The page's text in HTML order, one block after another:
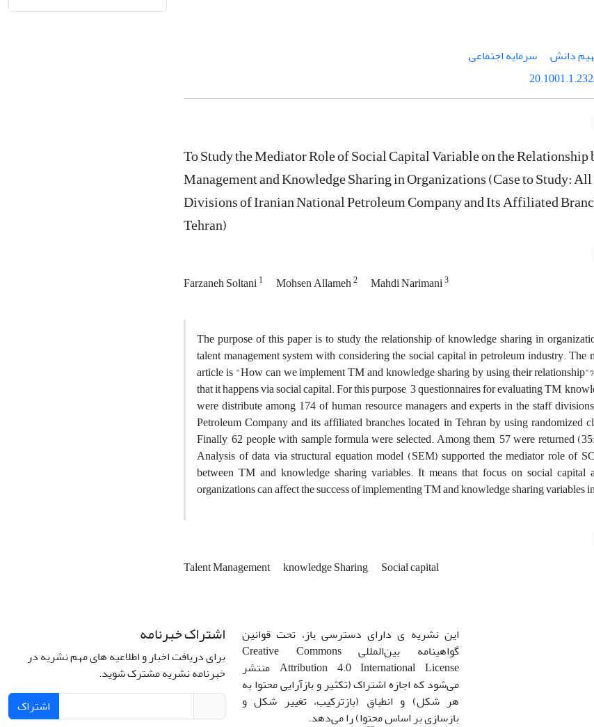
دانش
سرمایه اجتماعی
To Study the Mediator Role of Social Capital Variable on the Relationship
Management and Knowledge Sharing in Organizations (Case to Study:
Divisions of Iranian National Petroleum Company and Its Affiliated
Tehran)
Farzaneh Soltani1 Mohsen Allameh2 Mahdi Narimani3
The purpose of this paper is to study the relationship of knowledge sharing in
talent management system with considering the social capital in petroleum industry. The
article is "How can we implement TM and knowledge sharing by using their
that it happens via social capital. For this purpose, 3 questionnaires for evaluating TM,
were distribute among 174 of human resource managers and experts in the staff
Petroleum Company and its affiliated branches located in Tehran by using randomized
Finally, 62 people with sample formula were selected. Among them, 57 were returned
Analysis of data via structural equation model (SEM) supported the mediator role of
between TM and knowledge sharing variables. It means that focus on social
organizations can affect the success of implementing TM and knowledge sharing variables
Talent Management knowledge Sharing Social capital
این نشریه ی دارای دسترسی باز، تحت قوانین
گواهینامه بین‌المللی Creative Commons
Attribution 4.0 International License منتشر
می‌شود که اجازه اشتراک (تکثیر و بازآرایی محتوا به
هر شکل) و انطباق (بازترکیب، تغییر شکل و
بازسازی بر اساس محتوا) را می‌دهد.
اشتراک خبرنامه
برای دریافت اخبار و اطلاعیه های مهم نشریه در
خبرنامه نشریه مشترک شوید.
اشتراک